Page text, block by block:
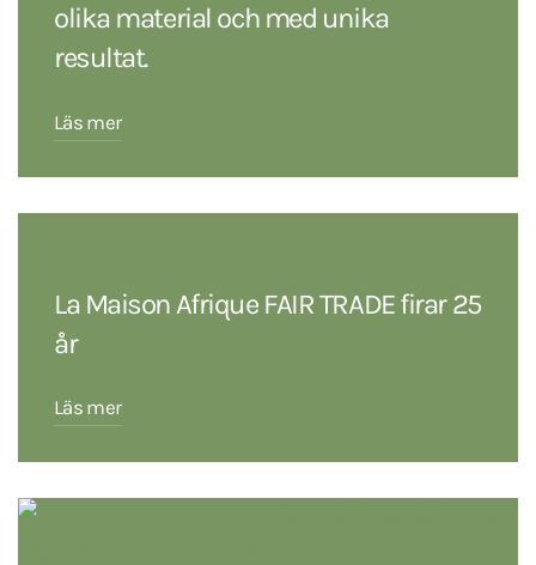
olika material och med unika
resultat.
Läs mer
La Maison Afrique FAIR TRADE firar 25
år
Läs mer